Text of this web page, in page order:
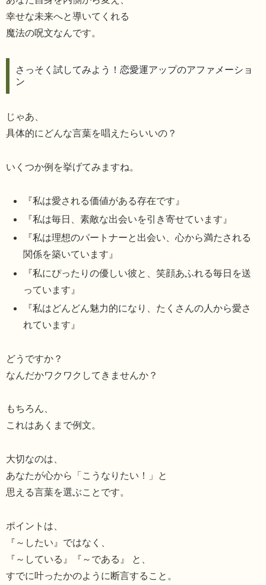
幸せな未来へと導いてくれる
魔法の呪文なんです。
さっそく試してみよう！恋愛運アップのアファメーショ
ン
じゃあ、
具体的にどんな言葉を唱えたらいいの？
いくつか例を挙げてみますね。
『私は愛される価値がある存在です』
『私は毎日、素敵な出会いを引き寄せています』
『私は理想のパートナーと出会い、心から満たされる
関係を築いています』
『私にぴったりの優しい彼と、笑顔あふれる毎日を送
っています』
『私はどんどん魅力的になり、たくさんの人から愛さ
れています』
どうですか？
なんだかワクワクしてきませんか？
もちろん、
これはあくまで例文。
大切なのは、
あなたが心から「こうなりたい！」と
思える言葉を選ぶことです。
ポイントは、
『～したい』ではなく、
『～している』『～である』 と、
すでに叶ったかのように断言すること。